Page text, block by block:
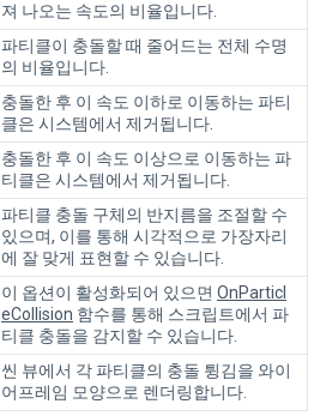
져 나오는 속도의 비율입니다.
파티클이 충돌할 때 줄어드는 전체 수명
의 비율입니다.
충돌한 후 이 속도 이하로 이동하는 파티
클은 시스템에서 제거됩니다.
충돌한 후 이 속도 이상으로 이동하는 파
티클은 시스템에서 제거됩니다.
파티클 충돌 구체의 반지름을 조절할 수
있으며, 이를 통해 시각적으로 가장자리
에 잘 맞게 표현할 수 있습니다.
이 옵션이 활성화되어 있으면 OnParticl
eCollision 함수를 통해 스크립트에서 파
티클 충돌을 감지할 수 있습니다.
씬 뷰에서 각 파티클의 충돌 튕김을 와이
어프레임 모양으로 렌더링합니다.